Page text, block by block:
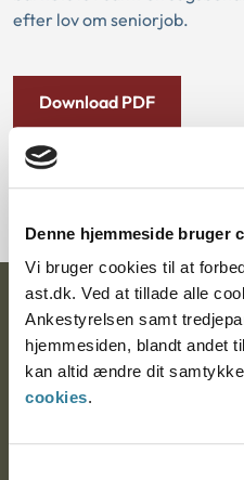
Denne hjemmeside bruger
Vi bruger cookies til at
ast.dk. Ved at tillade alle
Ankestyrelsen samt
hjemmesiden, blandt andet
kan altid ændre dit
cookies.
efter lov om seniorjob.
Download PDF
Ankestyrelsen
Postadresse:
Nytorv 7, 2. sal